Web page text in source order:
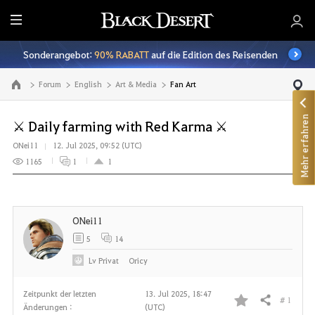
A
l
l
e
Sonderangebot:90% RABATTauf die Edition des Reisenden
Zur Hauptseite Forum English Art & Media Fan Art
⚔ Daily farming with Red Karma ⚔
ONei11
12. Jul 2025, 09:52 (UTC)
1165
1 1
Zeitpunkt der letzten
Änderungen :
13. Jul 2025, 18:47
(UTC)
Teilen # 1
ONei11
5 14
LvPrivat Oricy
Mehr erfahren